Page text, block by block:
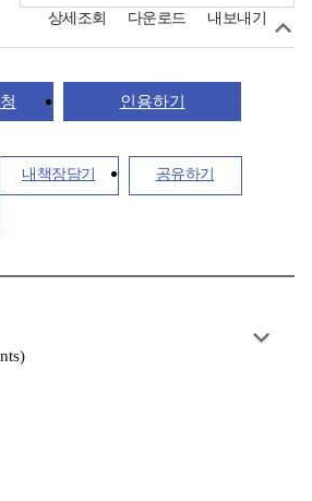
상세조회 다운로드 내보내기
인용하기
내책장담기 공유하기